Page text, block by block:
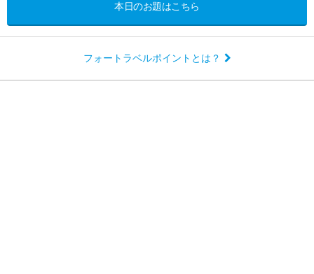
本日のお題はこちら
フォートラベルポイントとは？